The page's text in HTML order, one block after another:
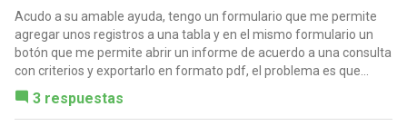
Acudo a su amable ayuda, tengo un formulario que me permite
agregar unos registros a una tabla y en el mismo formulario un
botón que me permite abrir un informe de acuerdo a una consulta
con criterios y exportarlo en formato pdf, el problema es que...
3 respuestas